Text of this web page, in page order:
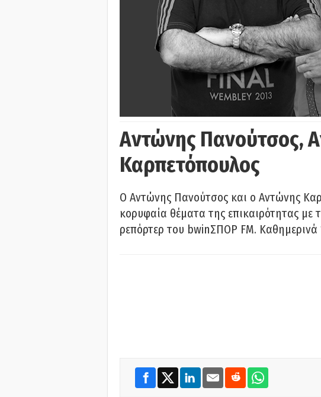
Αντώνης Πανούτσος,
Καρπετόπουλος
Ο Αντώνης Πανούτσος και ο Αντώνης
κορυφαία θέματα της επικαιρότητας
ρεπόρτερ του bwinΣΠΟΡ FM. Καθημερινά